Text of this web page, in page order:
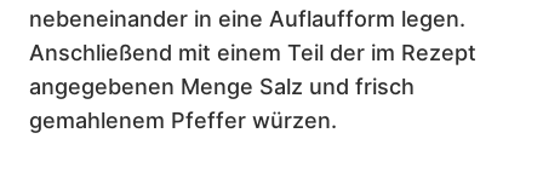
nebeneinander in eine Auflaufform legen.
Anschließend mit einem Teil der im Rezept
angegebenen Menge Salz und frisch
gemahlenem Pfeffer würzen.